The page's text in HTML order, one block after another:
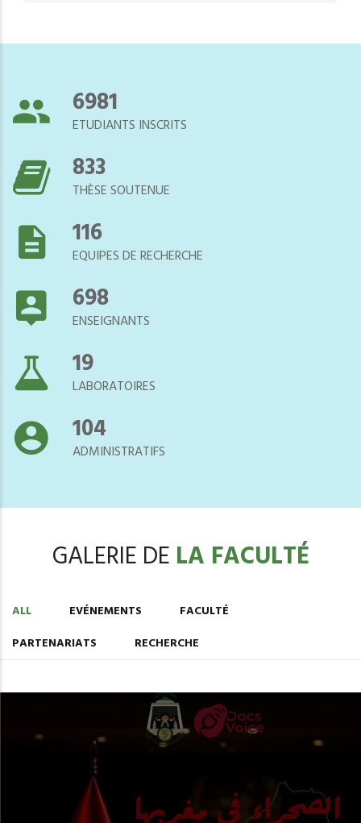
7544
ETUDIANTS INSCRITS
900
THÈSE SOUTENUE
125
EQUIPES DE RECHERCHE
754
ENSEIGNANTS
21
LABORATOIRES
118
ADMINISTRATIFS
GALERIE DE LA FACULTÉ
ALL EVÉNEMENTS
FACULTÉ
PARTENARIATS
RECHERCHE